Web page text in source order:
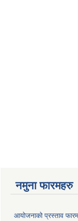
नमुना फारमहरु
आयोजनाको प्रस्ताव